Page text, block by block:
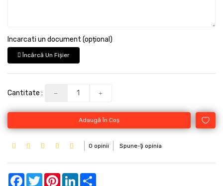
Incarcati un document (opțional)
Încărcă Un Fişier
Cantitate :
Adaugă În Coş
0 opinii Spune-ţi opinia
Facebook
TwitterPinterestLinkedIn